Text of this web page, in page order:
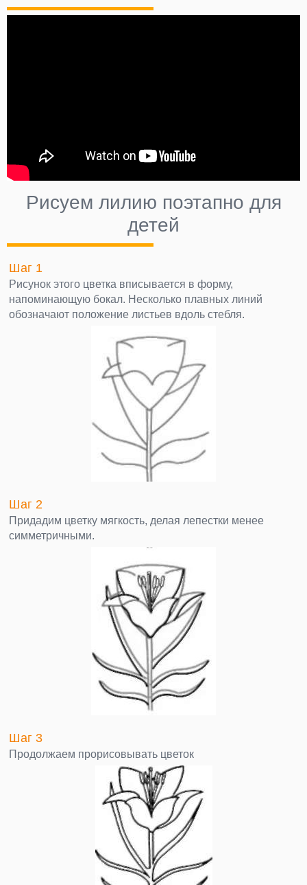
Рисуем лилию поэтапно для
детей
Шаг 1
Рисунок этого цветка вписывается в форму,
напоминающую бокал. Несколько плавных линий
обозначают положение листьев вдоль стебля.
Шаг 2
Придадим цветку мягкость, делая лепестки менее
симметричными.
Шаг 3
Продолжаем прорисовывать цветок